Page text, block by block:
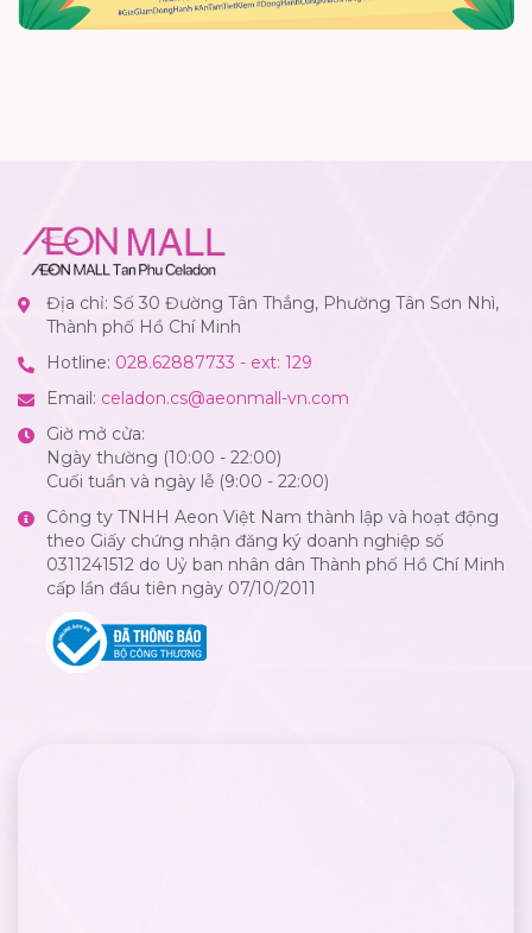
Địa chỉ: Số 30 Đường Tân Thắng, Phường Tân Sơn Nhì,
Thành phố Hồ Chí Minh
Hotline: 028.62887733 - ext: 129
Email: celadon.cs@aeonmall-vn.com
Giờ mở cửa:
Ngày thường (10:00 - 22:00)
Cuối tuần và ngày lễ (9:00 - 22:00)
Công ty TNHH Aeon Việt Nam thành lập và hoạt động
theo Giấy chứng nhận đăng ký doanh nghiệp số
0311241512 do Uỷ ban nhân dân Thành phố Hồ Chí Minh
cấp lần đầu tiên ngày 07/10/2011